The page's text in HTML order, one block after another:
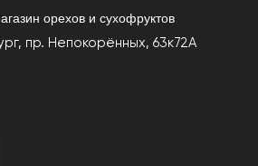
пр. Непокорённых, 63к72А